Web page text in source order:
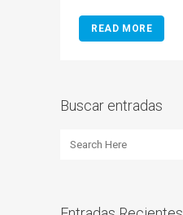
READ MORE
Buscar entradas